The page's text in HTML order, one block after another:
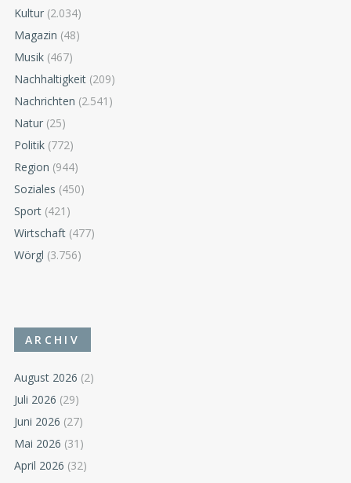
Kultur (2.034)
Magazin (48)
Musik (467)
Nachhaltigkeit (209)
Nachrichten (2.541)
Natur (25)
Politik (772)
Region (944)
Soziales (450)
Sport (421)
Wirtschaft (477)
Wörgl (3.756)
ARCHIV
August 2026 (2)
Juli 2026 (29)
Juni 2026 (27)
Mai 2026 (31)
April 2026 (32)